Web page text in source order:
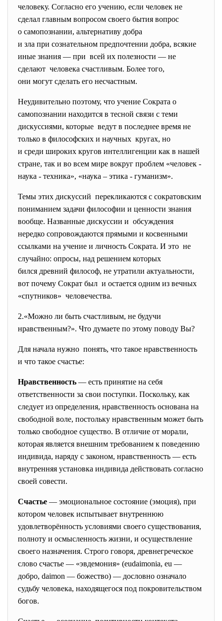
человеку. Согласно его учению, если человек не
сделал главным вопросом своего бытия вопрос
о самопознании, альтернативу добра
и зла при сознательном предпочтении добра, всякие
иные знания — при всей их полезности — не
сделают че­ловека счастливым. Более того,
они могут сделать его несчастным.
Неудивительно поэтому, что учение Сократа о
самопознании находится в тесной связи с теми
дискуссиями, которые ведут в последнее время не
только в философских и научных кругах, но
и среди широких кругов интеллигенции как в нашей
стране, так и во всем мире вокруг проблем «человек -
наука - техника», «наука – этика - гуманизм».
Темы этих дискуссий перекликаются с сократовским
пониманием задачи философии и ценности знания
вообще. Названные дискуссии и обсуждения
нередко сопровождаются прямыми и косвенными
ссылками на учение и личность Сократа. И это не
случайно: опросы, над решением которых
бился древний философ, не утратили актуальности,
вот почему Сократ был и остается одним из вечных
«спутников» человечества.
2.«Можно ли быть счастливым, не будучи
нравственным?». Что думаете по этому поводу Вы?
Для начала нужно понять, что такое нравственность
и что такое счастье:
Нравственность — есть принятие на себя
ответственности за свои поступки. Поскольку, как
следует из определения, нравственность основана на
свободной воле, постольку нравственным может быть
только свободное существо. В отличие от морали,
которая является внешним требованием к поведению
индивида, наряду с законом, нравственность — есть
внутренняя установка индивида действовать согласно
своей совести.
Счастье — эмоциональное состояние (эмоция), при
котором человек испытывает внутреннюю
удовлетворённость условиями своего существования,
полноту и осмысленность жизни, и осуществление
своего назначения. Строго говоря, древнегреческое
слово счастье — «эвдемония» (eudaimonia, eu —
добро, daimon — божество) — дословно означало
судьбу человека, находящегося под покровительством
богов.